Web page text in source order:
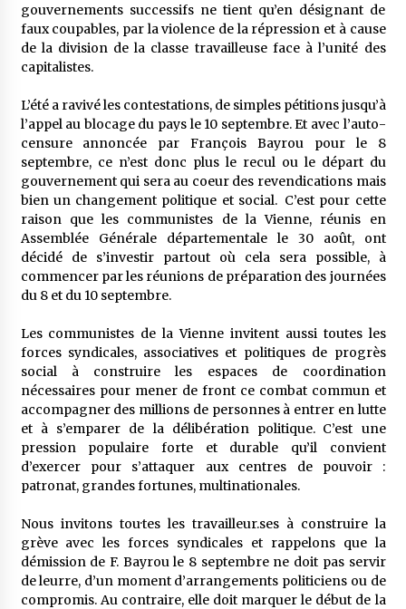
gouvernements successifs ne tient qu’en désignant de
faux coupables, par la violence de la répression et à cause
de la division de la classe travailleuse face à l’unité des
capitalistes.
L’été a ravivé les contestations, de simples pétitions jusqu’à
l’appel au blocage du pays le 10 septembre. Et avec l’auto-
censure annoncée par François Bayrou pour le 8
septembre, ce n’est donc plus le recul ou le départ du
gouvernement qui sera au coeur des revendications mais
bien un changement politique et social. C’est pour cette
raison que les communistes de la Vienne, réunis en
Assemblée Générale départementale le 30 août, ont
décidé de s’investir partout où cela sera possible, à
commencer par les réunions de préparation des journées
du 8 et du 10 septembre.
Les communistes de la Vienne invitent aussi toutes les
forces syndicales, associatives et politiques de progrès
social à construire les espaces de coordination
nécessaires pour mener de front ce combat commun et
accompagner des millions de personnes à entrer en lutte
et à s’emparer de la délibération politique. C’est une
pression populaire forte et durable qu’il convient
d’exercer pour s’attaquer aux centres de pouvoir :
patronat, grandes fortunes, multinationales.
Nous invitons tou·tes les travailleur.ses à construire la
grève avec les forces syndicales et rappelons que la
démission de F. Bayrou le 8 septembre ne doit pas servir
de leurre, d’un moment d’arrangements politiciens ou de
compromis. Au contraire, elle doit marquer le début de la